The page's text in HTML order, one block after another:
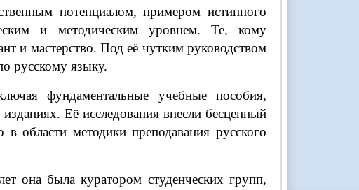
потенциалом, примером истинного
и методическим уровнем. Те, кому
и мастерство. Под её чутким руководством
русскому языку.
фундаментальные учебные пособия,
Её исследования внесли бесценный
в области методики преподавания русского
она была куратором студенческих групп,